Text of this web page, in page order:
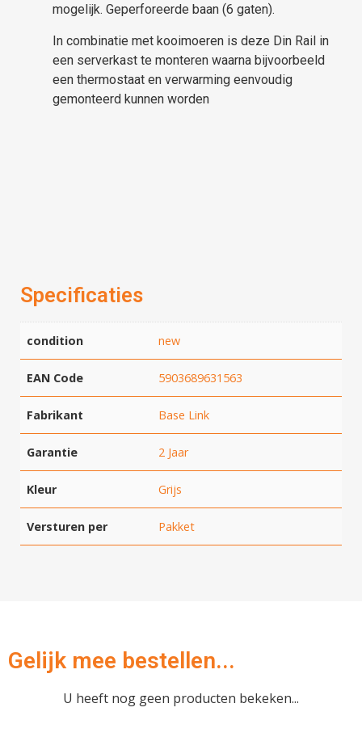
mogelijk. Geperforeerde baan (6 gaten).
In combinatie met kooimoeren is deze Din Rail in
een serverkast te monteren waarna bijvoorbeeld
een thermostaat en verwarming eenvoudig
gemonteerd kunnen worden
Specificaties
condition new
EAN Code 5903689631563
Fabrikant Base Link
Garantie 2 Jaar
Kleur Grijs
Versturen per Pakket
Gelijk mee bestellen...
U heeft nog geen producten bekeken...